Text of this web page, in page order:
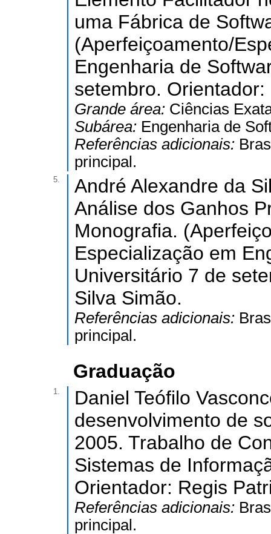
uma Fábrica de
(Aperfeiçoamento/
Engenharia de
setembro.
Grande área: Ciências
Subárea: Engenharia de
Referências adicionais:
principal.
5.
André Alexandre da
Análise dos Ganhos
Monografia.
Especialização em
Universitário 7 de
Silva Simão.
Referências adicionais:
principal.
Graduação
1.
Daniel Teófilo
desenvolvimento de
2005. Trabalho de
Sistemas de
Orientador: Regis
Referências adicionais:
principal.